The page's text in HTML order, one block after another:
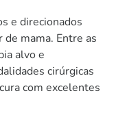
e direcionados
mama. Entre as
alvo e
cirúrgicas
com excelentes